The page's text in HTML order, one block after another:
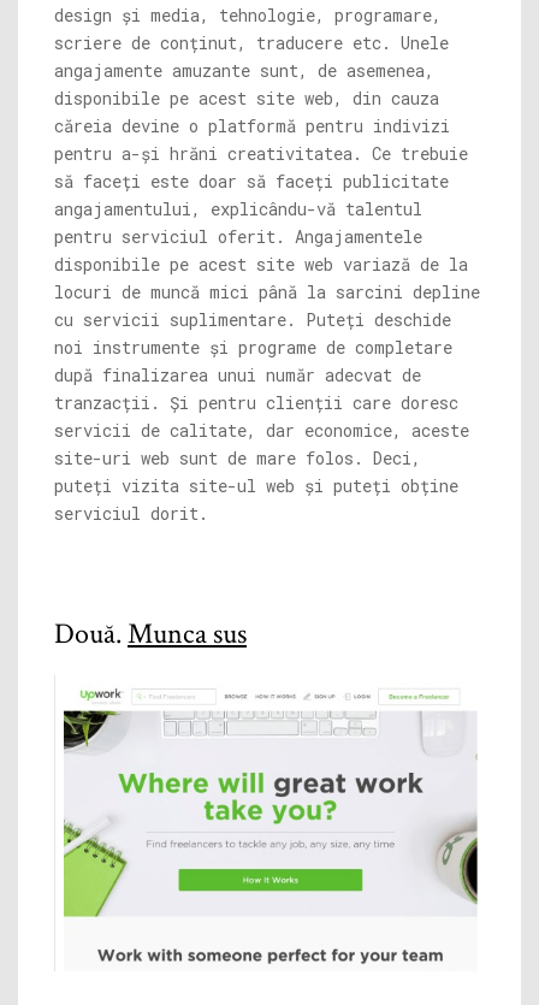
design și media, tehnologie, programare,
scriere de conținut, traducere etc. Unele
angajamente amuzante sunt, de asemenea,
disponibile pe acest site web, din cauza
căreia devine o platformă pentru indivizi
pentru a-și hrăni creativitatea. Ce trebuie
să faceți este doar să faceți publicitate
angajamentului, explicându-vă talentul
pentru serviciul oferit. Angajamentele
disponibile pe acest site web variază de la
locuri de muncă mici până la sarcini depline
cu servicii suplimentare. Puteți deschide
noi instrumente și programe de completare
după finalizarea unui număr adecvat de
tranzacții. Și pentru clienții care doresc
servicii de calitate, dar economice, aceste
site-uri web sunt de mare folos. Deci,
puteți vizita site-ul web și puteți obține
serviciul dorit.
Două.Munca sus